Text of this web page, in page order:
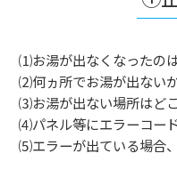
⑴お湯が出なくなったの
⑵何ヵ所でお湯が出ない
⑶お湯が出ない場所はど
⑷パネル等にエラーコー
⑸エラーが出ている場合